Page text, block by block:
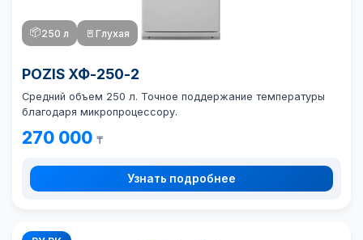
📦250 л 🚪 Глухая
POZIS ХФ-250-2
Средний объем 250 л. Точное поддержание температуры
благодаря микропроцессору.
270 000 ₸
Узнать подробнее